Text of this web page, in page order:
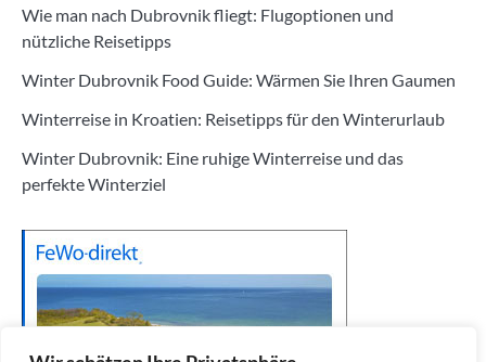
Wie man nach Dubrovnik fliegt: Flugoptionen und
nützliche Reisetipps
Winter Dubrovnik Food Guide: Wärmen Sie Ihren Gaumen
Winterreise in Kroatien: Reisetipps für den Winterurlaub
Winter Dubrovnik: Eine ruhige Winterreise und das
perfekte Winterziel